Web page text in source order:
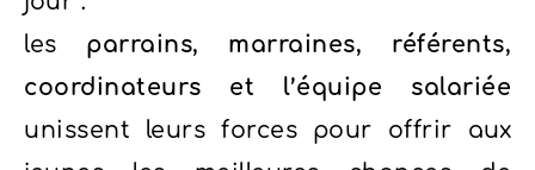
les parrains, marraines, référents,
coordinateurs et l’équipe salariée
unissent leurs forces pour offrir aux